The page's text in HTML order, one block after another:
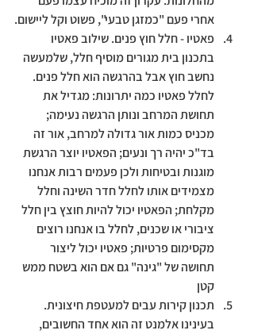
אחרי פעם "כמזגן טבעי", פשוט וקל ליישום.
פאטיו - חלל חוץ פנים. שילוב פאטיו
בתכנון בית מגורים מוסיף חלל, שלמעשה
נחשב חוץ אבל בהרגשה הוא חלל פנים.
לחלל פאטיו כמה יתרונות: מגדיל את
תחושת המרחב ונותן הרגשה נעימה;
מכניס כמות אור גדולה למרחב, אור זה
בד"כ יהיה רך ונעים; הפאטיו יוצר הרגשת
מוגנות ובטיחות ולכן פעמים רבות אנחנו
מצמידים אותו לחלל חדר השינה וחלל
מקלחת; הפאטיו יכול להיות חוצץ בין חלל
ציבורי או שכנים, לחלל בו אנחנו רוצים
מקסימום פרטיות; פאטיו יכול ליצור
תחושה של "גינה" גם אם הוא בשטח ממש
קטן
תכנון קירות עבים למעטפת חיצונית.
בעינינו אלמנט זה הוא אחד החשובים,